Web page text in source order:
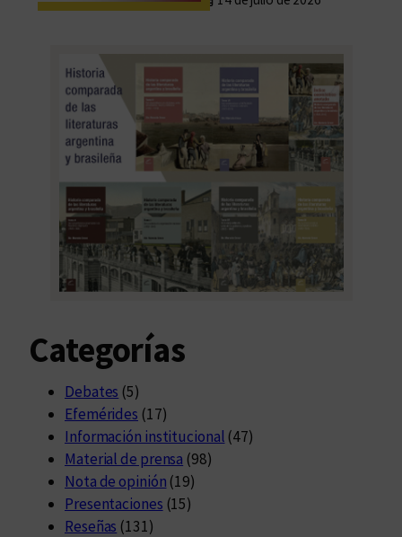
Categorías
Debates (5)
Efemérides (17)
Información institucional (47)
Material de prensa (98)
Nota de opinión (19)
Presentaciones (15)
Reseñas (131)